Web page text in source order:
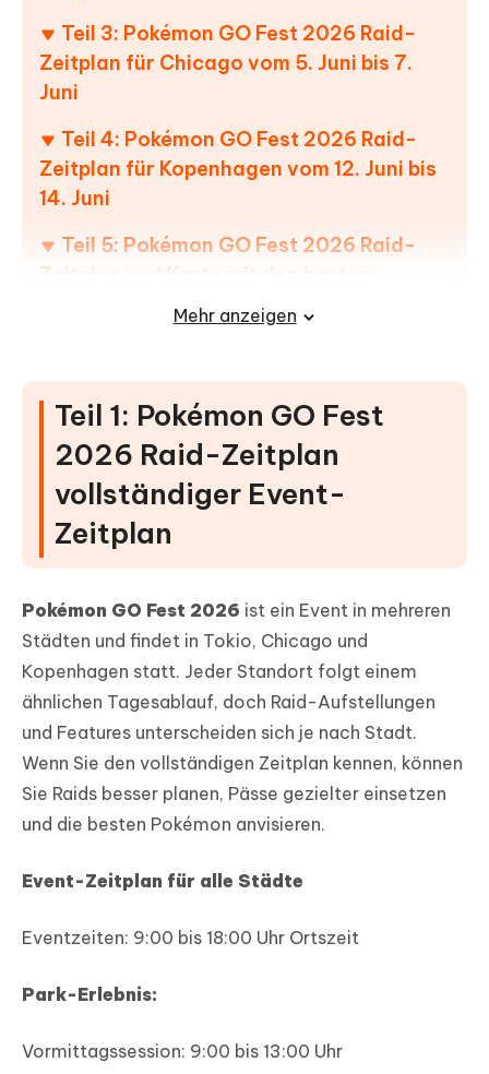
Teil 3: Pokémon GO Fest 2026 Raid-
Zeitplan für Chicago vom 5. Juni bis 7.
Juni
Teil 4: Pokémon GO Fest 2026 Raid-
Zeitplan für Kopenhagen vom 12. Juni bis
14. Juni
Teil 5: Pokémon GO Fest 2026 Raid-
Zeitplan und Karte mit den besten
2. Chicago: Raid-Gebiet mit hoher Dichte
3. Kopenhagen: Raid-Karte im Park
[Bonus] Mit Tenorshare iAnyGo
leichter mehr 5-Sterne-Raids finden
Mehr anzeigen
Teil 1: Pokémon GO Fest
2026 Raid-Zeitplan
vollständiger Event-
Zeitplan
Pokémon GO Fest 2026 ist ein Event in mehreren
Städten und findet in Tokio, Chicago und
Kopenhagen statt. Jeder Standort folgt einem
ähnlichen Tagesablauf, doch Raid-Aufstellungen
und Features unterscheiden sich je nach Stadt.
Wenn Sie den vollständigen Zeitplan kennen, können
Sie Raids besser planen, Pässe gezielter einsetzen
und die besten Pokémon anvisieren.
Event-Zeitplan für alle Städte
Eventzeiten: 9:00 bis 18:00 Uhr Ortszeit
Park-Erlebnis:
Vormittagssession: 9:00 bis 13:00 Uhr